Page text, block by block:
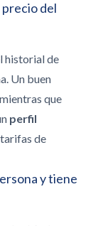
del
historial de
Un buen
que
perfil
de
y tiene